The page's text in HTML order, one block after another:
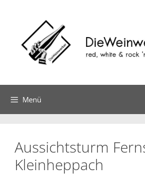
Menü
Aussichtsturm
Kleinheppach